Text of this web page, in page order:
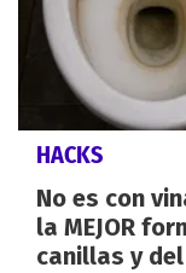
HACKS
No es con
la MEJOR
canillas y